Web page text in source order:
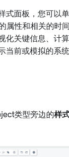
式面板，您可以
属性和相关的时
化关键信息、计
当前或模拟的系统
类型旁边的样